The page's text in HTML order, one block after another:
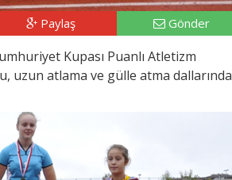
Paylaş Gönder
Kupası Puanlı Atletizm
uzun atlama ve gülle atma dallarında